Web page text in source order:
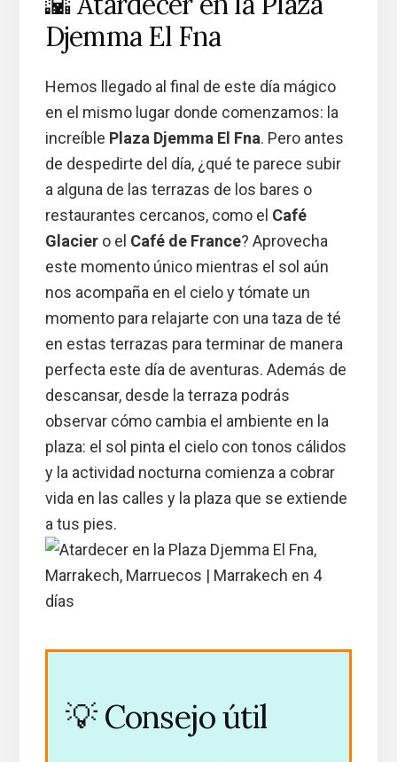
Djemma El Fna
Hemos llegado al final de este día mágico
en el mismo lugar donde comenzamos: la
increíble Plaza Djemma El Fna. Pero antes
de despedirte del día, ¿qué te parece subir
a alguna de las terrazas de los bares o
restaurantes cercanos, como el Café
Glaciero el Café de France? Aprovecha
este momento único mientras el sol aún
nos acompaña en el cielo y tómate un
momento para relajarte con una taza de té
en estas terrazas para terminar de manera
perfecta este día de aventuras. Además de
descansar, desde la terraza podrás
observar cómo cambia el ambiente en la
plaza: el sol pinta el cielo con tonos cálidos
y la actividad nocturna comienza a cobrar
vida en las calles y la plaza que se extiende
a tus pies.
💡 Consejo útil